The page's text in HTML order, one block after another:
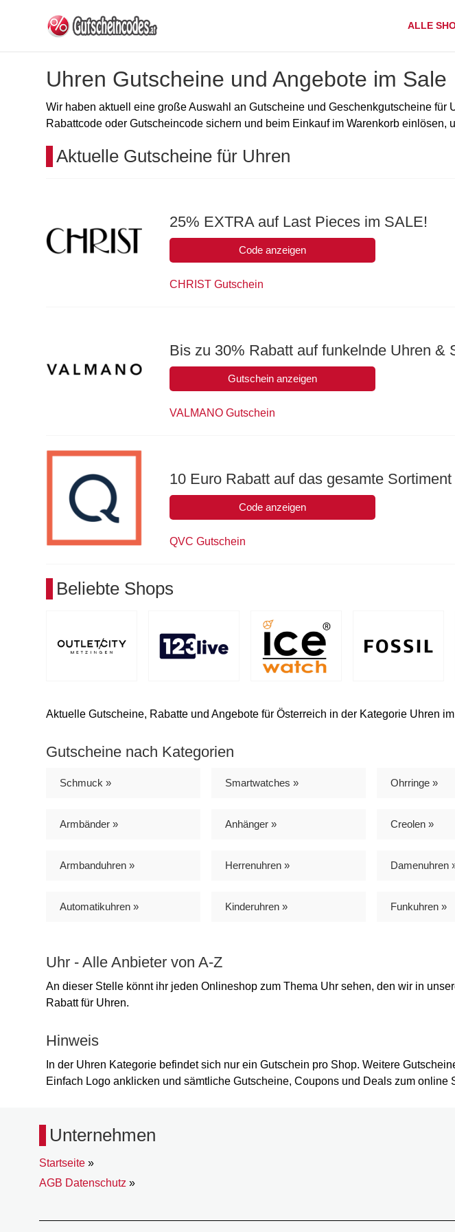
ALLE
Uhren Gutscheine und Angebote im Sale
Wir haben aktuell eine große Auswahl an Gutscheine und Geschenkgutscheine
Rabattcode oder Gutscheincode sichern und beim Einkauf im Warenkorb einlösen,
Aktuelle Gutscheine für Uhren
25% EXTRA auf Last Pieces im SALE!
Code anzeigen
CHRIST Gutschein
Bis zu 30% Rabatt auf funkelnde Uhren &
Gutschein anzeigen
VALMANO Gutschein
10 Euro Rabatt auf das gesamte Sortiment
Code anzeigen
QVC Gutschein
Beliebte Shops
Aktuelle Gutscheine, Rabatte und Angebote für Österreich in der Kategorie Uhren
Gutscheine nach Kategorien
Schmuck » Smartwatches » Ohrringe »
Armbänder » Anhänger » Creolen »
Armbanduhren » Herrenuhren » Damenuhren
Automatikuhren » Kinderuhren » Funkuhren »
Uhr - Alle Anbieter von A-Z
An dieser Stelle könnt ihr jeden Onlineshop zum Thema Uhr sehen, den wir in
Rabatt für Uhren.
Hinweis
In der Uhren Kategorie befindet sich nur ein Gutschein pro Shop. Weitere
Einfach Logo anklicken und sämtliche Gutscheine, Coupons und Deals zum online
Unternehmen
Startseite »
AGB Datenschutz »